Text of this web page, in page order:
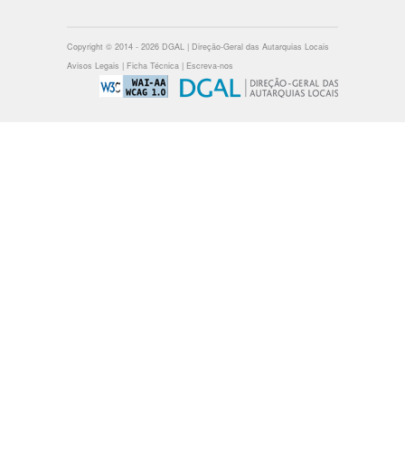
Copyright © 2014 - 2026 DGAL | Direção-Geral das Autarquias Locais
Avisos Legais | Ficha Técnica | Escreva-nos